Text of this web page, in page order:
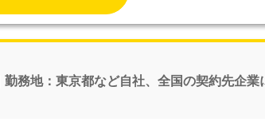
務地：東京都など自社、全国の契約先企業